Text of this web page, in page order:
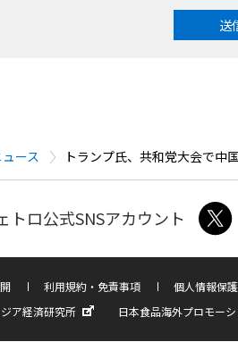
送
ース トランプ氏、共和党大会で中
トロ公式SNSアカウント
利用規約・免責事項 個人情報保
ア経済研究所
日本食品海外プロモーシ